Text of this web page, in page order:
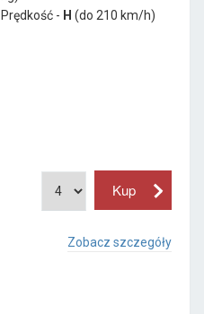
Prędkość - H (do 210 km/h)
Zobacz szczegóły